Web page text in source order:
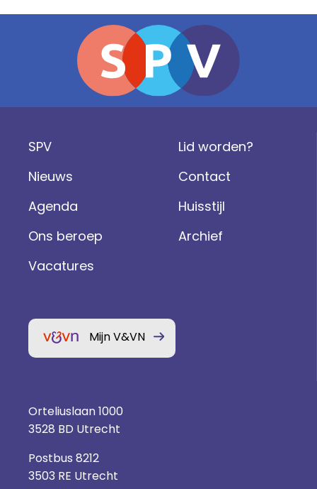
SPV
Nieuws
Agenda
Ons beroep
Vacatures
Lid worden?
Contact
Huisstijl
Archief
Mijn V&VN
Orteliuslaan 1000
3528 BD Utrecht
Postbus 8212
3503 RE Utrecht